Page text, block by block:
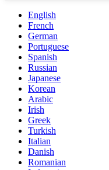
English
French
German
Portuguese
Spanish
Russian
Japanese
Korean
Arabic
Irish
Greek
Turkish
Italian
Danish
Romanian